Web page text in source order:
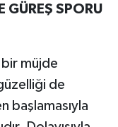
GÜREŞ SPORU
müjde
de
başlamasıyla